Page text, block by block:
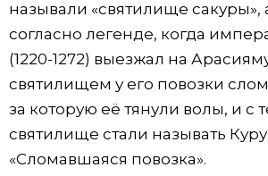
называли «святилище сакуры»,
согласно легенде, когда
(1220-1272) выезжал на
святилищем у его повозки
за которую её тянули волы, и с
святилище стали называть
«Сломавшаяся повозка».